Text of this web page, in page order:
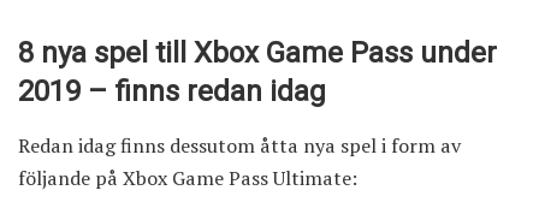
8 nya spel till Xbox Game Pass under
2019 – finns redan idag
Redan idag finns dessutom åtta nya spel i form av
följande på Xbox Game Pass Ultimate: